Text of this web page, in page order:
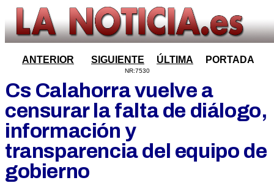
ANTERIOR SIGUIENTE ÚLTIMA PORTADA
NR:7530
Cs Calahorra vuelve a
censurar la falta de diálogo,
información y
transparencia del equipo de
gobierno